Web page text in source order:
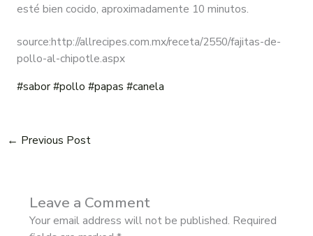
esté bien cocido, aproximadamente 10 minutos.
source:http://allrecipes.com.mx/receta/2550/fajitas-de-
pollo-al-chipotle.aspx
#sabor#pollo #papas #canela
← Previous Post
Leave a Comment
Your email address will not be published. Required